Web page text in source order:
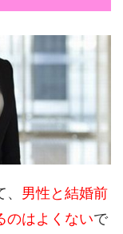
男性と結婚前
のはよくないで